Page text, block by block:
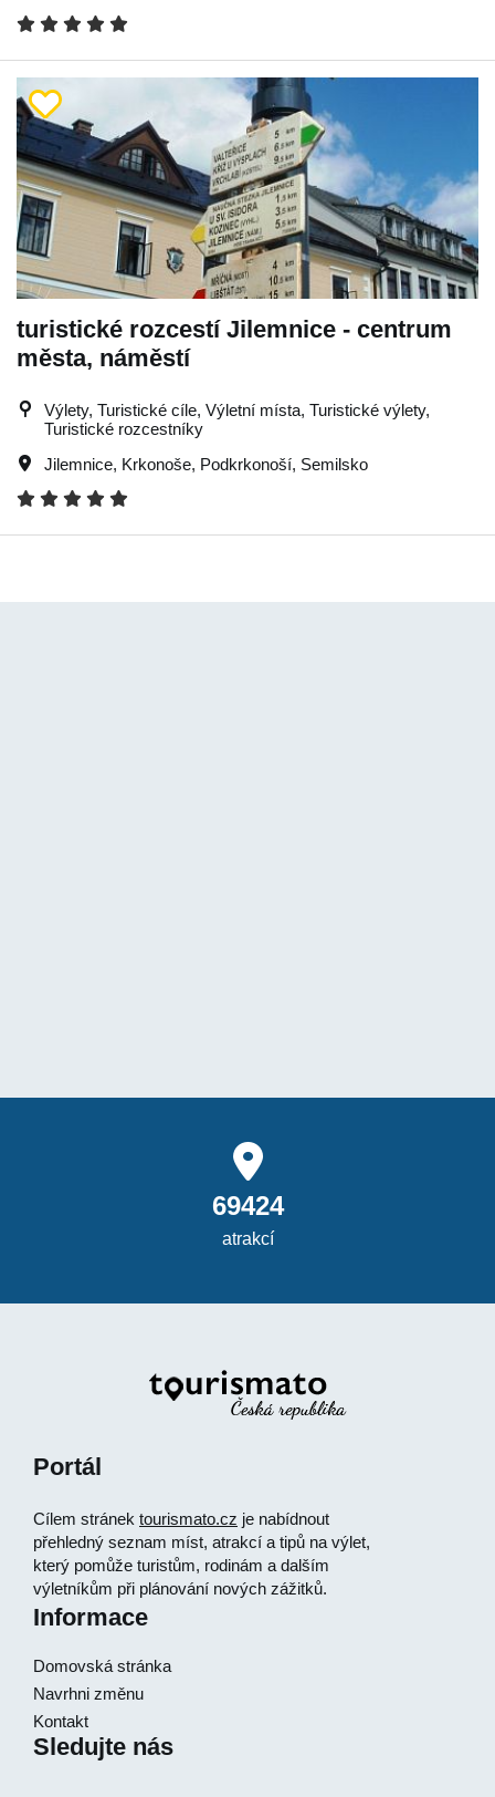
turistické rozcestí Jilemnice - centrum
města, náměstí
Výlety, Turistické cíle, Výletní místa, Turistické výlety,
Turistické rozcestníky
Jilemnice, Krkonoše, Podkrkonoší, Semilsko
69424
atrakcí
Portál
Cílem stránek tourismato.cz je nabídnout
přehledný seznam míst, atrakcí a tipů na výlet,
který pomůže turistům, rodinám a dalším
výletníkům při plánování nových zážitků.
Informace
Domovská stránka
Navrhni změnu
Kontakt
Sledujte nás